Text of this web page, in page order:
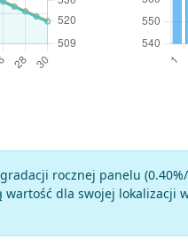
rocznej panelu (0.40
wartość dla swojej lokalizacji